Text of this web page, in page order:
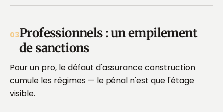
03Professionnels : un empilement
de sanctions
Pour un pro, le défaut d'assurance construction
cumule les régimes — le pénal n'est que l'étage
visible.